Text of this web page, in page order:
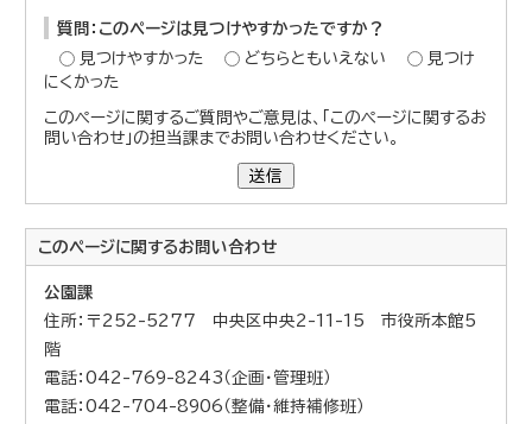
質問：このページは見つけやすかったですか？
見つけやすかった
どちらともいえない
見つけ
にくかった
このページに関するご質問やご意見は、「このページに関するお
問い合わせ」の担当課までお問い合わせください。
送信
このページに関するお問い合わせ
公園課
住所：〒252-5277 中央区中央2-11-15 市役所本館5
階
電話：042-769-8243（企画・管理班）
電話：042-704-8906（整備・維持補修班）